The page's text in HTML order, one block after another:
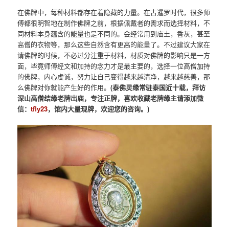
在佛牌中，每种材料都存在着隐藏的力量。在古暹罗时代，很多师
傅都很明智地在制作佛牌之前，根据佩戴者的需求而选择材料，不
同材料本身蕴含的能量也是不同的。会经常用到庙土，香灰，甚至
高僧的衣物等，那么这些自然含有更高的能量了。不过建议大家在
请佛牌的时候，不必过分注重于材料，材质对佛牌的影响只是一方
面，毕竟师傅经文和加持的念力才是最主要的，选择一位高僧加持
的佛牌，内心虔诚，努力让自己变得越来越清净，越来越慈善，那
么佛牌对你就能产生好的作用。(泰佛灵缘常驻泰国近十载，拜访
深山高僧结缘老牌出庙，专注正牌，喜欢收藏老牌缘主请添加微
信：tfly23，馆内大量现牌，欢迎您的咨询。)